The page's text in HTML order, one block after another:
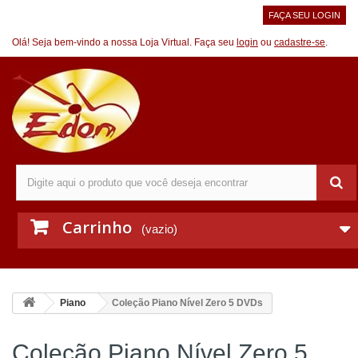
FAÇA SEU LOGIN
Olá! Seja bem-vindo a nossa Loja Virtual. Faça seu login ou cadastre-se.
Carrinho (vazio)
Piano Coleção Piano Nível Zero 5 DVDs